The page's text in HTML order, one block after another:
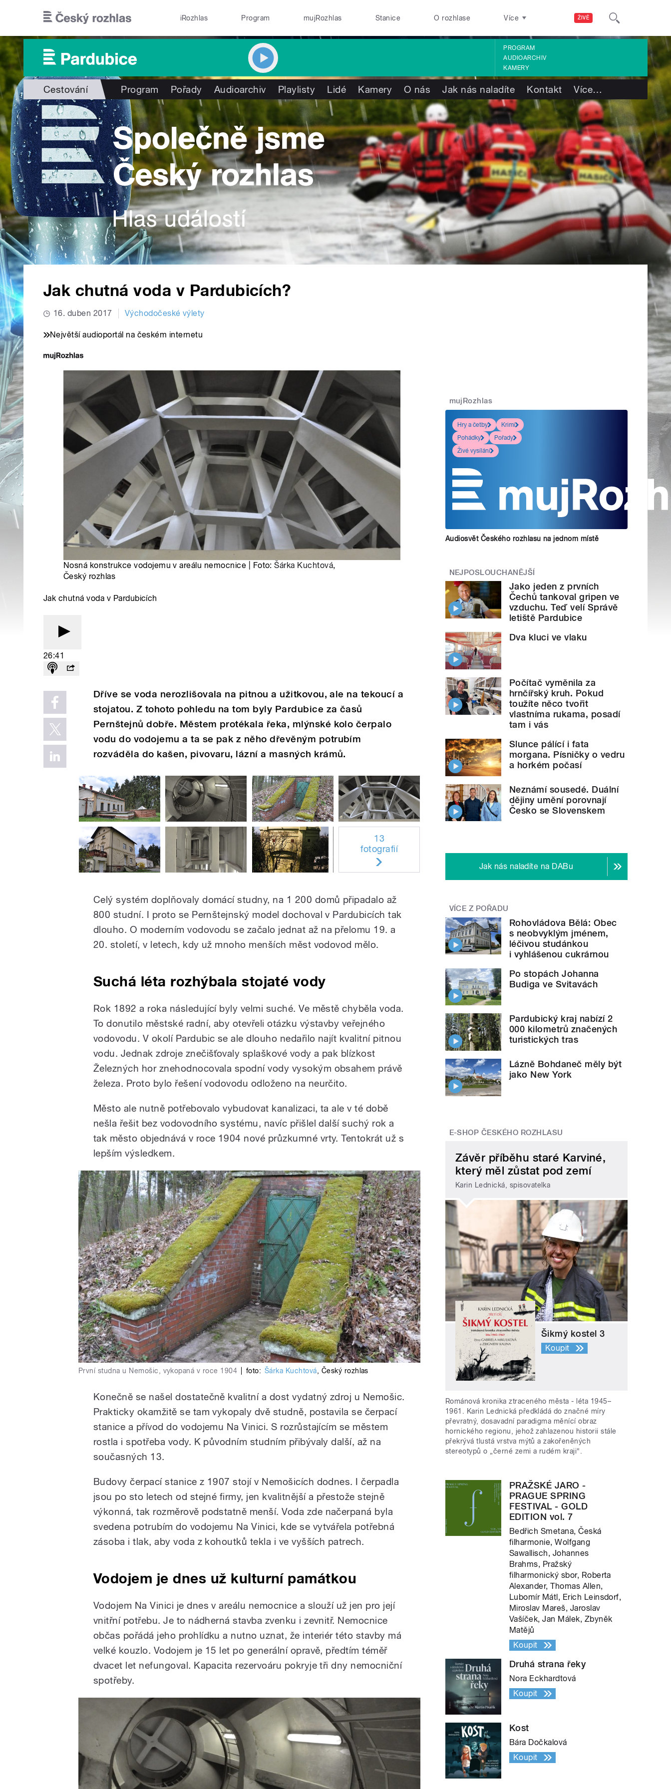
ŽIVĚ
iRozhlas Program mujRozhlas Stanice O rozhlase Více
PROGRAM
AUDIOARCHIV
KAMERY
Cestování Program Pořady Audioarchiv Playlisty Lidé Kamery O nás Jak nás naladíte Kontakt Více…
Jak chutná voda v Pardubicích?
16. duben 2017 Východočeské výlety
Největší audioportál na českém internetu
Nosná konstrukce vodojemu v areálu nemocnice | Foto:Šárka Kuchtová,
Český rozhlas
Jak chutná voda v Pardubicích
26:41
Dříve se voda nerozlišovala na pitnou a užitkovou, ale na tekoucí a
stojatou. Z tohoto pohledu na tom byly Pardubice za časů
Pernštejnů dobře. Městem protékala řeka, mlýnské kolo čerpalo
vodu do vodojemu a ta se pak z něho dřevěným potrubím
rozváděla do kašen, pivovaru, lázní a masných krámů.
13
fotografií
Celý systém doplňovaly domácí studny, na 1 200 domů připadalo až
800 studní. I proto se Pernštejnský model dochoval v Pardubicích tak
dlouho. O moderním vodovodu se začalo jednat až na přelomu 19. a
20. století, v letech, kdy už mnoho menších měst vodovod mělo.
Suchá léta rozhýbala stojaté vody
Rok 1892 a roka následující byly velmi suché. Ve městě chyběla voda.
To donutilo městské radní, aby otevřeli otázku výstavby veřejného
vodovodu. V okolí Pardubic se ale dlouho nedařilo najít kvalitní pitnou
vodu. Jednak zdroje znečišťovaly splaškové vody a pak blízkost
Železných hor znehodnocovala spodní vody vysokým obsahem právě
železa. Proto bylo řešení vodovodu odloženo na neurčito.
Město ale nutně potřebovalo vybudovat kanalizaci, ta ale v té době
nešla řešit bez vodovodního systému, navíc přišlel další suchý rok a
tak město objednává v roce 1904 nové průzkumné vrty. Tentokrát už s
lepším výsledkem.
První studna u Nemošic, vykopaná v roce 1904 foto: Šárka Kuchtová, Český rozhlas
Konečně se našel dostatečně kvalitní a dost vydatný zdroj u Nemošic.
Prakticky okamžitě se tam vykopaly dvě studně, postavila se čerpací
stanice a přívod do vodojemu Na Vinici. S rozrůstajícím se městem
rostla i spotřeba vody. K původním studním přibývaly další, až na
současných 13.
Budovy čerpací stanice z 1907 stojí v Nemošicích dodnes. I čerpadla
jsou po sto letech od stejné firmy, jen kvalitnější a přestože stejně
výkonná, tak rozměrově podstatně menší. Voda zde načerpaná byla
svedena potrubím do vodojemu Na Vinici, kde se vytvářela potřebná
zásoba i tlak, aby voda z kohoutků tekla i ve vyšších patrech.
Vodojem je dnes už kulturní památkou
Vodojem Na Vinici je dnes v areálu nemocnice a slouží už jen pro její
vnitřní potřebu. Je to nádherná stavba zvenku i zevnitř. Nemocnice
občas pořádá jeho prohlídku a nutno uznat, že interiér této stavby má
velké kouzlo. Vodojem je 15 let po generální opravě, předtím téměř
dvacet let nefungoval. Kapacita rezervoáru pokryje tři dny nemocniční
spotřeby.
mujRozhlas
Hry a četby
Krimi
Pohádky
Pořady
Živé vysílání
Audiosvět Českého rozhlasu na jednom místě
NEJPOSLOUCHANĚJŠÍ
Jako jeden z prvních
Čechů tankoval gripen ve
vzduchu. Teď velí Správě
letiště Pardubice
Dva kluci ve vlaku
Počítač vyměnila za
hrnčířský kruh. Pokud
toužíte něco tvořit
vlastníma rukama, posadí
tam i vás
Slunce pálící i fata
morgana. Písničky o vedru
a horkém počasí
Neznámí sousedé. Duální
dějiny umění porovnají
Česko se Slovenskem
Jak nás naladíte na DABu
VÍCE Z POŘADU
Rohovládova Bělá: Obec
s neobvyklým jménem,
léčivou studánkou
i vyhlášenou cukrárnou
Po stopách Johanna
Budiga ve Svitavách
Pardubický kraj nabízí 2
000 kilometrů značených
turistických tras
Lázně Bohdaneč měly být
jako New York
E-SHOP ČESKÉHO ROZHLASU
Závěr příběhu staré Karviné,
který měl zůstat pod zemí
Karin Lednická, spisovatelka
Šikmý kostel 3
Koupit
Románová kronika ztraceného města - léta 1945–
1961. Karin Lednická předkládá do značné míry
převratný, dosavadní paradigma měnící obraz
hornického regionu, jehož zahlazenou historii stále
překrývá tlustá vrstva mýtů a zakořeněných
stereotypů o „černé zemi a rudém kraji“.
PRAŽSKÉ JARO -
PRAGUE SPRING
FESTIVAL - GOLD
EDITION vol. 7
Bedřich Smetana, Česká
filharmonie, Wolfgang
Sawallisch, Johannes
Brahms, Pražský
filharmonický sbor, Roberta
Alexander, Thomas Allen,
Lubomír Mátl, Erich Leinsdorf,
Miroslav Mareš, Jaroslav
Vašíček, Jan Málek, Zbyněk
Matějů
Koupit
Druhá strana řeky
Nora Eckhardtová
Koupit
Kost
Bára Dočkalová
Koupit